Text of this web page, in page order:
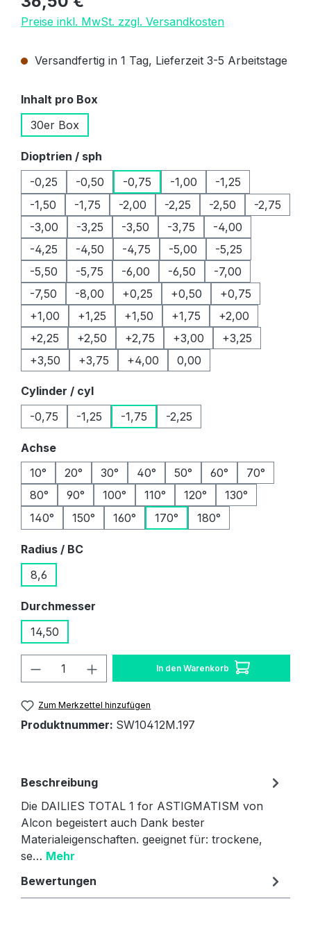
Preise inkl. MwSt. zzgl. Versandkosten
Versandfertig in 1 Tag, Lieferzeit 3-5 Arbeitstage
Inhalt pro Box
30er Box
Dioptrien / sph
-0,25
-0,50 -0,75 -1,00
-1,25
-1,50
-1,75 -2,00 -2,25 -2,50
-2,75
-3,00
-3,25 -3,50 -3,75
-4,00
-4,25
-4,50 -4,75 -5,00
-5,25
-5,50
-5,75 -6,00 -6,50
-7,00
-7,50
-8,00 +0,25 +0,50
+0,75
+1,00
+1,25 +1,50 +1,75
+2,00
+2,25
+2,50 +2,75 +3,00
+3,25
+3,50
+3,75 +4,00 0,00
Cylinder / cylauswählen
-0,75
-1,25 -1,75 -2,25
Achseauswählen
10°
20° 30° 40° 50° 60°
70°
80°
90° 100° 110° 120°
130°
140°
150° 160° 170° 180°
Radius / BCauswählen
8,6
Durchmesser
14,50
Produkt Anzahl: Gib den
In den Warenkorb
Zum Merkzettel hinzufügen
Produktnummer: SW10412M.197
Beschreibung
Die DAILIES TOTAL 1 for ASTIGMATISM von
Alcon begeistert auch Dank bester
Materialeigenschaften. geeignet für: trockene,
se… Mehr
Bewertungen